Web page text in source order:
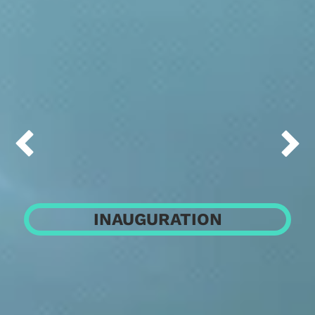
 
INAUGURATION